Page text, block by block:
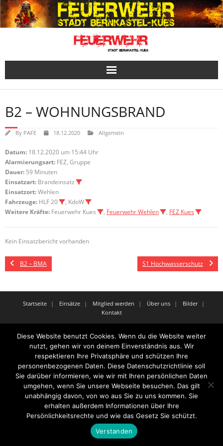
Skip
to
content
B2 – WOHNUNGSBRAND
By PAFE 18.12.2020 Allgemein
Datum: 18.12.2020 um 15:44 Uhr
Alarmierungsart: FEZ, Gruppe
Dauer: 59 Minuten
Einsatzart: Brandeinsatz
Einsatzort:Wehlen
Fahrzeuge: HLF 20
, KdoW
Weitere Kräfte: Feuerwehr Kues , Feuerwehr Wehlen , FEZ Kues
Kein Einsatzbericht vorhanden
B2 – BMA S1 Hochwasserschutz
Startseite Einsätze Mitglied werden Über uns
Bilder
Kontakt
Theme byThink Up Themes Ltd. Powered byWordPress.
Diese Website benutzt Cookies. Wenn du die Website weiter
nutzt, gehen wir von deinem Einverständnis aus. Wir
respektieren Ihre Privatsphäre und schützen Ihre
personenbezogenen Daten. Diese Datenschutzrichtlinie soll
Sie darüber informieren, wie wir mit Ihren persönlichen Daten
umgehen, wenn Sie unsere Webseite besuchen. Das gilt
unabhängig davon, von wo aus Sie zu uns kommen. Sie
erhalten außerdem Informationen über Ihre
Persönlichkeitsrechte und wie das Gesetz Sie schützt.
Verstanden